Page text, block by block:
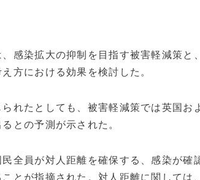
感染拡大の抑制を目指す被害軽減策と
方における効果を検討した。
れたとしても、被害軽減策では英国お
との予測が示された。
全員が対人距離を確保する、感染が確
とが指摘された。対人距離に関しては